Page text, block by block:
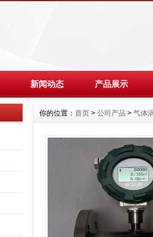
新闻动态 产品展示
你的位置： 首页 > 公司产品 > 气体